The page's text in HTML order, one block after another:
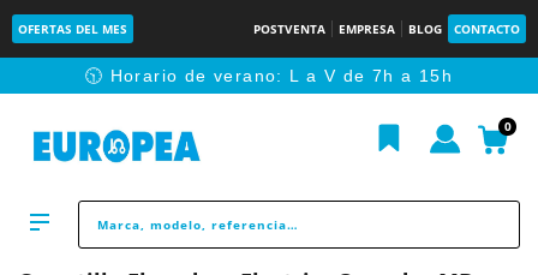
OFERTAS DEL MES POSTVENTA EMPRESA BLOG CONTACTO
🕥 Horario de verano: L a V de 7h a 15h
0